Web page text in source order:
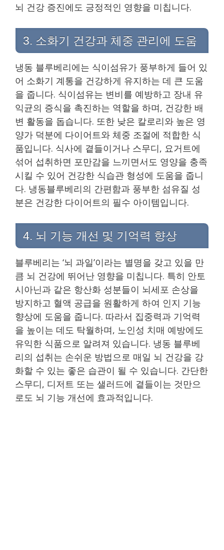
뇌 건강 증진에도 긍정적인 영향을 미칩니다.
3. 소화기 건강과 체중 관리에 도움
냉동 블루베리에는 식이섬유가 풍부하게 들어 있
어 소화기 계통을 건강하게 유지하는 데 큰 도움
을 줍니다. 식이섬유는 변비를 예방하고 장내 유
익균의 증식을 촉진하는 역할을 하며, 건강한 배
변 활동을 돕습니다. 또한 낮은 칼로리와 높은 영
양가 덕분에 다이어트와 체중 조절에 적합한 식
품입니다. 식사에 곁들이거나 스무디, 요거트에
섞어 섭취하면 포만감을 느끼면서도 영양을 충족
시킬 수 있어 건강한 식습관 형성에 도움을 줍니
다. 냉동블루베리의 간편함과 풍부한 섬유질 성
분은 건강한 다이어트의 필수 아이템입니다.
4. 뇌 기능 개선 및 기억력 향상
블루베리는 ‘뇌 과일’이라는 별명을 갖고 있을 만
큼 뇌 건강에 뛰어난 영향을 미칩니다. 특히 안토
시아닌과 같은 항산화 성분들이 뇌세포 손상을
방지하고 혈액 공급을 원활하게 하여 인지 기능
향상에 도움을 줍니다. 따라서 집중력과 기억력
을 높이는 데도 탁월하며, 노인성 치매 예방에도
유익한 식품으로 알려져 있습니다. 냉동 블루베
리의 섭취는 손쉬운 방법으로 매일 뇌 건강을 강
화할 수 있는 좋은 습관이 될 수 있습니다. 간단한
스무디, 디저트 또는 샐러드에 곁들이는 것만으
로도 뇌 기능 개선에 효과적입니다.